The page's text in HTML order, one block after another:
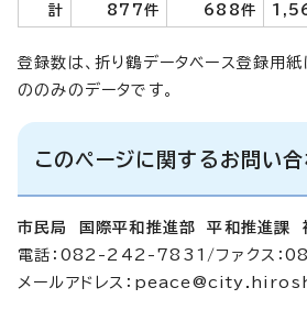
計 877件 688件
登録数は、折り鶴データベース登録用
ののみのデータです。
このページに関するお問い
市民局 国際平和推進部 平和推進課
電話：082-242-7831/ファクス
メールアドレス：